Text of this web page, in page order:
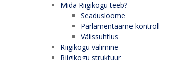
Mida Riigikogu teeb?
Seadusloome
Parlamentaarne kontroll
Välissuhtlus
Riigikogu valimine
Riigikogu struktuur